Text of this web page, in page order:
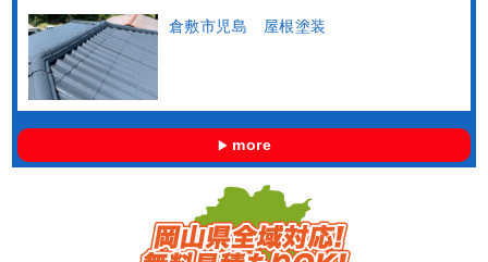
倉敷市児島 屋根塗装
more